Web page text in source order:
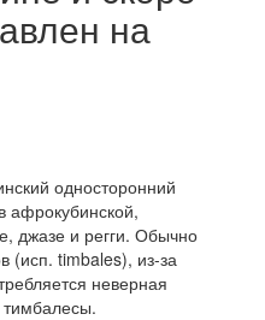
на
односторонний
афрокубинской,
джазе и регги. Обычно
(исп. timbales), из-за
неверная